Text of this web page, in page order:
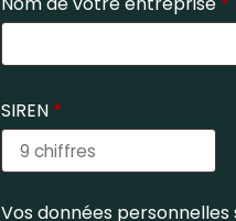
SIREN *
Vos données